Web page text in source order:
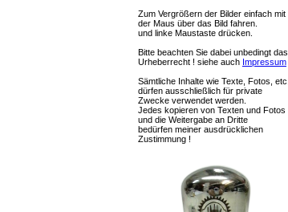
Zum Vergrößern der Bilder einfach mit
der Maus über das Bild fahren.
und linke Maustaste drücken.
Bitte beachten Sie dabei unbedingt das
Urheberrecht ! siehe auch Impressum
Sämtliche Inhalte wie Texte, Fotos, etc.
dürfen ausschließlich für private
Zwecke verwendet werden.
Jedes kopieren von Texten und Fotos
und die Weitergabe an Dritte
bedürfen meiner ausdrücklichen
Zustimmung !